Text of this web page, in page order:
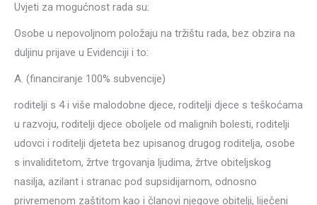
Uvjeti za mogućnost rada su:
Osobe u nepovoljnom položaju na tržištu rada, bez obzira na
duljinu prijave u Evidenciji i to:
A. (financiranje 100% subvencije)
roditelji s 4 i više malodobne djece, roditelji djece s teškoćama
u razvoju, roditelji djece oboljele od malignih bolesti, roditelji
udovci i roditelji djeteta bez upisanog drugog roditelja, osobe
s invaliditetom, žrtve trgovanja ljudima, žrtve obiteljskog
nasilja, azilant i stranac pod supsidijarnom, odnosno
privremenom zaštitom kao i članovi njegove obitelji, liječeni